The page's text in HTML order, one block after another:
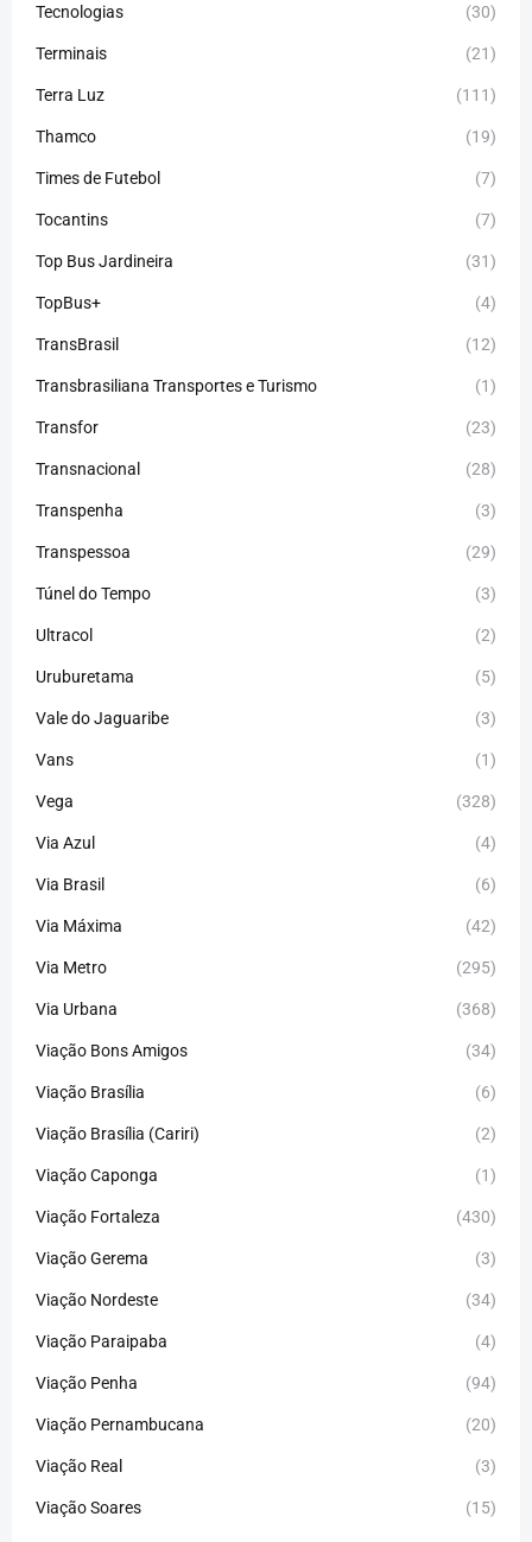
Tecnologias (30)
Terminais (21)
Terra Luz (111)
Thamco (19)
Times de Futebol (7)
Tocantins (7)
Top Bus Jardineira (31)
TopBus+ (4)
TransBrasil (12)
Transbrasiliana Transportes e Turismo (1)
Transfor (23)
Transnacional (28)
Transpenha (3)
Transpessoa (29)
Túnel do Tempo (3)
Ultracol (2)
Uruburetama (5)
Vale do Jaguaribe (3)
Vans (1)
Vega (328)
Via Azul (4)
Via Brasil (6)
Via Máxima (42)
Via Metro (295)
Via Urbana (368)
Viação Bons Amigos (34)
Viação Brasília (6)
Viação Brasília (Cariri) (2)
Viação Caponga (1)
Viação Fortaleza (430)
Viação Gerema (3)
Viação Nordeste (34)
Viação Paraipaba (4)
Viação Penha (94)
Viação Pernambucana (20)
Viação Real (3)
Viação Soares (15)